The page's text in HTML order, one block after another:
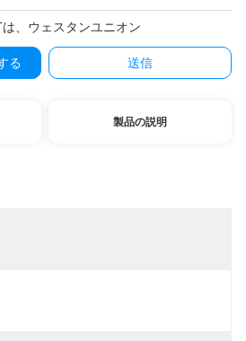
は、ウェスタンユニオン
る 送信
製品の説明